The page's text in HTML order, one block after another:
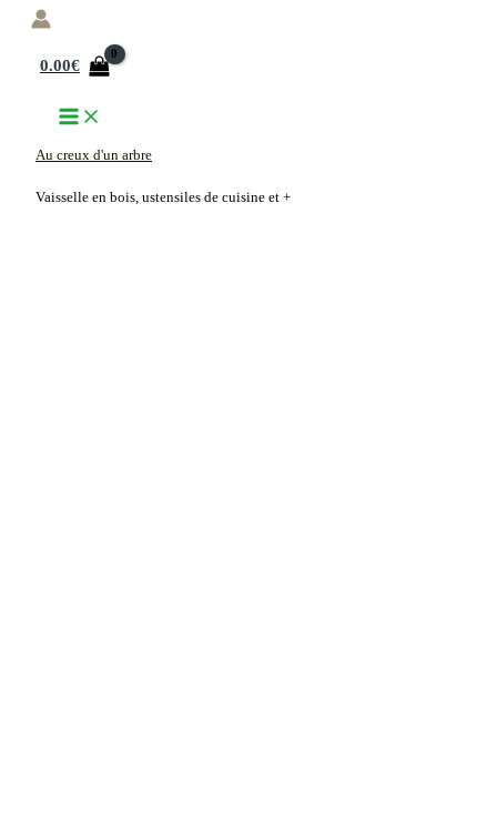
Aller
0.00€
Au creux d'un arbre
Vaisselle en bois, ustensiles de cuisine et +